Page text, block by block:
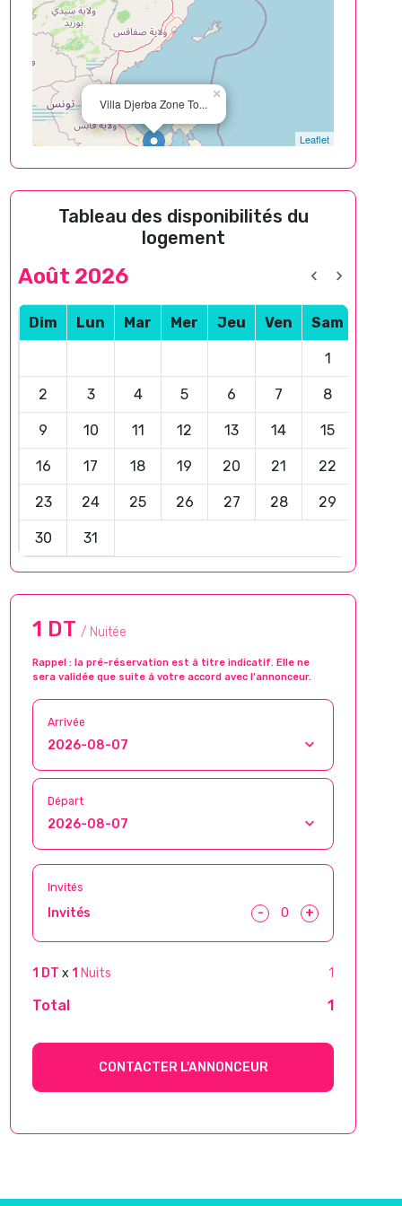
Villa Djerba Zone To...
×
Leaflet
Tableau des disponibilités du
logement
Août 2026
Dim Lun Mar Mer Jeu Ven Sam
1
2 3 4 5 6 7 8
9 10 11 12 13 14 15
16 17 18 19 20 21 22
23 24 25 26 27 28 29
30 31
1 DT / Nuitée
Rappel : la pré-réservation est à titre indicatif. Elle ne
sera validée que suite à votre accord avec l’annonceur.
Arrivée
Départ
Invités
Invités - +
1 DT x 1 Nuits 1
Total 1
CONTACTER L'ANNONCEUR